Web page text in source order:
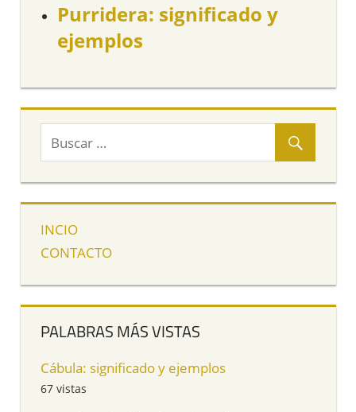
Purridera: significado y
ejemplos
INCIO
CONTACTO
PALABRAS MÁS VISTAS
Cábula: significado y ejemplos
67 vistas